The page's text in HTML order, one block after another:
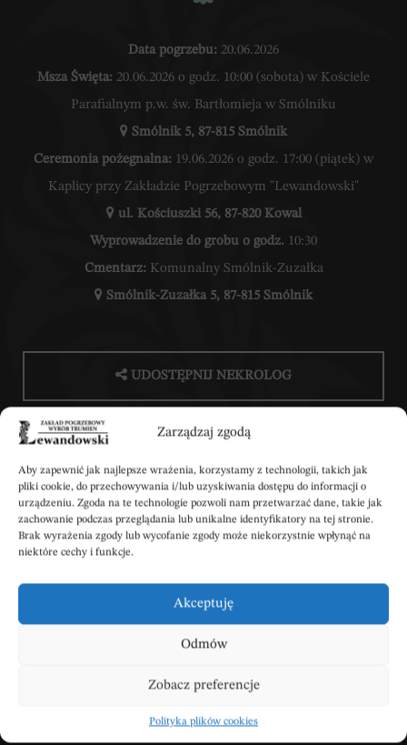
Zarządzaj zgodą
Aby zapewnić jak najlepsze wrażenia, korzystamy z technologii, takich jak
pliki cookie, do przechowywania i/lub uzyskiwania dostępu do informacji o
urządzeniu. Zgoda na te technologie pozwoli nam przetwarzać dane, takie jak
zachowanie podczas przeglądania lub unikalne identyfikatory na tej stronie.
Brak wyrażenia zgody lub wycofanie zgody może niekorzystnie wpłynąć na
niektóre cechy i funkcje.
Akceptuję
Odmów
Zobacz preferencje
Polityka plików cookies
Data pogrzebu: 20.06.2026
Msza Święta: 20.06.2026 o godz. 10:00 (sobota) w Kościele
Parafialnym p.w. św. Bartłomieja w Smólniku
Smólnik 5, 87-815 Smólnik
Ceremonia pożegnalna: 19.06.2026 o godz. 17:00 (piątek) w
Kaplicy przy Zakładzie Pogrzebowym "Lewandowski"
ul. Kościuszki 56, 87-820 Kowal
Wyprowadzenie do grobu o godz. 10:30
Cmentarz: Komunalny Smólnik-Zuzałka
Smólnik-Zuzałka 5, 87-815 Smólnik
UDOSTĘPNIJ NEKROLOG
POBIERZ POWIADOMIENIE SMS
Wpisz swoje kondolencje